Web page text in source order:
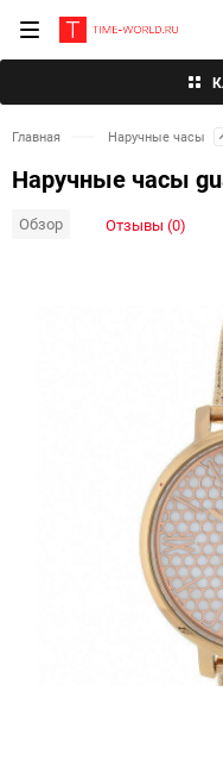
Главная Наручные часы
Наручные часы
Обзор Отзывы (0)